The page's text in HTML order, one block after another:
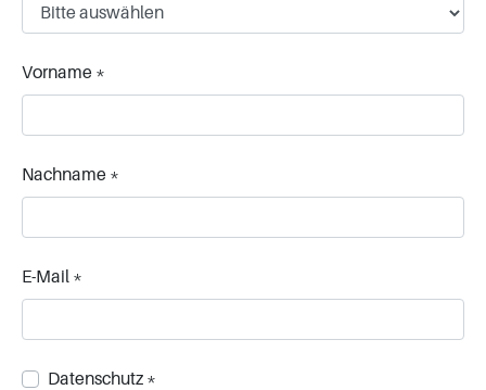
Vorname *
Nachname *
E-Mail *
Datenschutz *